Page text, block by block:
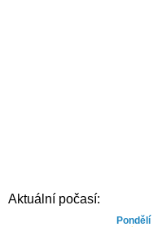
Aktuální počasí:
Pondělí